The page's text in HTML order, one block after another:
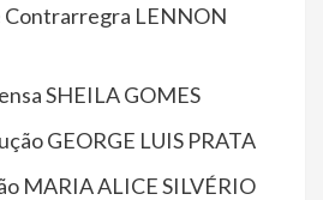
Contrarregra LENNON
SHEILA GOMES
GEORGE LUIS PRATA
MARIA ALICE SILVÉRIO